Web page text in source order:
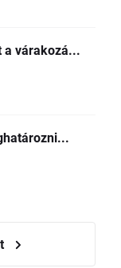
a várakozá...